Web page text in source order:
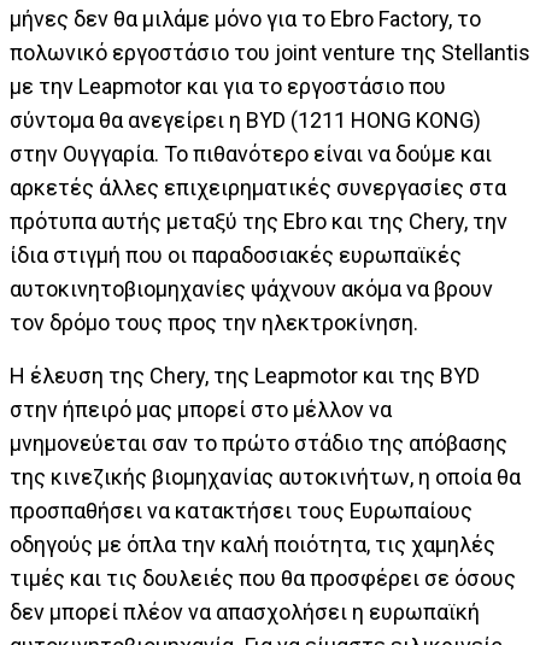
μήνες δεν θα μιλάμε μόνο για το Ebro Factory, το
πολωνικό εργοστάσιο του joint venture της Stellantis
με την Leapmotor και για το εργοστάσιο που
σύντομα θα ανεγείρει η BYD (1211 HONG KONG)
στην Ουγγαρία. Το πιθανότερο είναι να δούμε και
αρκετές άλλες επιχειρηματικές συνεργασίες στα
πρότυπα αυτής μεταξύ της Ebro και της Chery, την
ίδια στιγμή που οι παραδοσιακές ευρωπαϊκές
αυτοκινητοβιομηχανίες ψάχνουν ακόμα να βρουν
τον δρόμο τους προς την ηλεκτροκίνηση.
Η έλευση της Chery, της Leapmotor και της BYD
στην ήπειρό μας μπορεί στο μέλλον να
μνημονεύεται σαν το πρώτο στάδιο της απόβασης
της κινεζικής βιομηχανίας αυτοκινήτων, η οποία θα
προσπαθήσει να κατακτήσει τους Ευρωπαίους
οδηγούς με όπλα την καλή ποιότητα, τις χαμηλές
τιμές και τις δουλειές που θα προσφέρει σε όσους
δεν μπορεί πλέον να απασχολήσει η ευρωπαϊκή